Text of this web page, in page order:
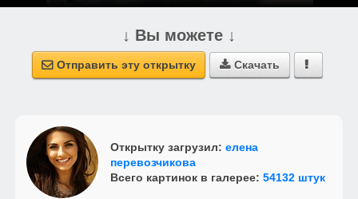
↓ Вы можете ↓
 Отправить эту открытку  Скачать 
Открытку загрузил: елена
перевозчикова
Всего картинок в галерее: 54132 штук